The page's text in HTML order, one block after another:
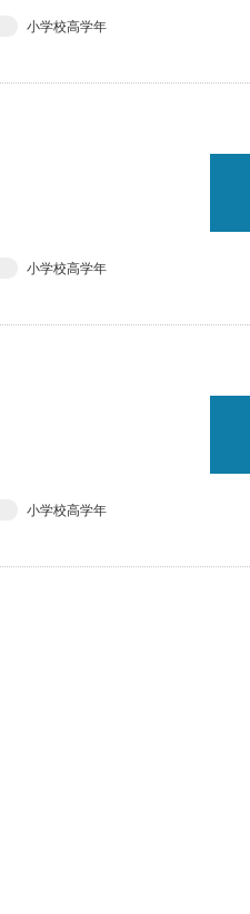
小学校高学年
小学校高学年
小学校高学年